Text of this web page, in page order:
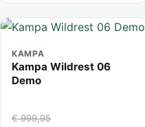
KAMPA
Kampa Wildrest 06
Demo
€ 999,95